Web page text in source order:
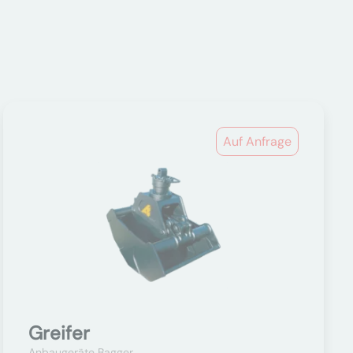
Auf Anfrage
Greifer